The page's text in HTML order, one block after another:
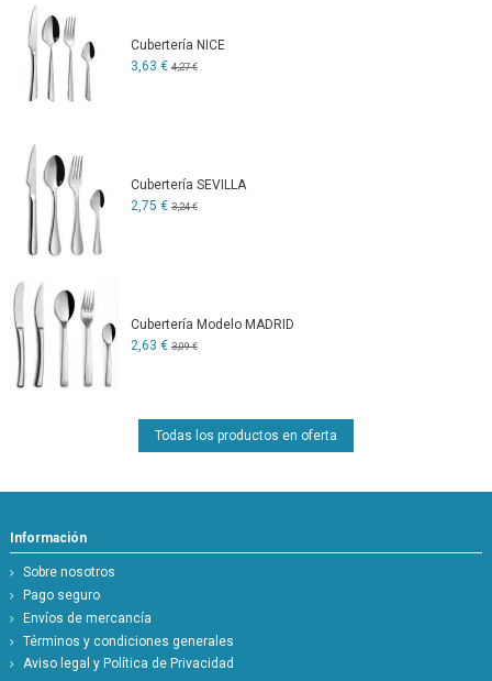
Cubertería NICE
3,63 € 4,27 €
Cubertería SEVILLA
2,75 € 3,24 €
Cubertería Modelo MADRID
2,63 € 3,09 €
Todas los productos en oferta
Información
Sobre nosotros
Pago seguro
Envíos de mercancía
Términos y condiciones generales
Aviso legal y Política de Privacidad